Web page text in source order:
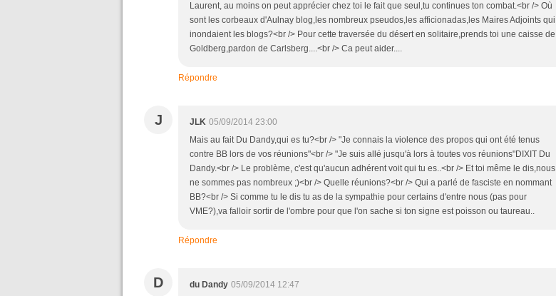
Laurent, au moins on peut apprécier chez toi le fait que seul,tu continues ton combat.<br /> Où
sont les corbeaux d'Aulnay blog,les nombreux pseudos,les afficionadas,les Maires Adjoints qui
inondaient les blogs?<br /> Pour cette traversée du désert en solitaire,prends toi une caisse de
Goldberg,pardon de Carlsberg....<br /> Ca peut aider....
Répondre
J JLK 05/09/2014 23:00
Mais au fait Du Dandy,qui es tu?<br /> "Je connais la violence des propos qui ont été tenus
contre BB lors de vos réunions"<br /> "Je suis allé jusqu'à lors à toutes vos réunions"DIXIT Du
Dandy.<br /> Le problème, c'est qu'aucun adhérent voit qui tu es..<br /> Et toi même le dis,nous
ne sommes pas nombreux ;)<br /> Quelle réunions?<br /> Qui a parlé de fasciste en nommant
BB?<br /> Si comme tu le dis tu as de la sympathie pour certains d'entre nous (pas pour
VME?),va falloir sortir de l'ombre pour que l'on sache si ton signe est poisson ou taureau..
Répondre
D du Dandy 05/09/2014 12:47